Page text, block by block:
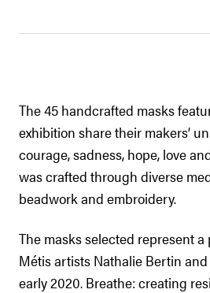
The 45 handcrafted masks
exhibition share their makers’
courage, sadness, hope, love
was crafted through diverse
beadwork and embroidery.
The masks selected represent
Métis artists Nathalie Bertin
early 2020. Breathe: creating